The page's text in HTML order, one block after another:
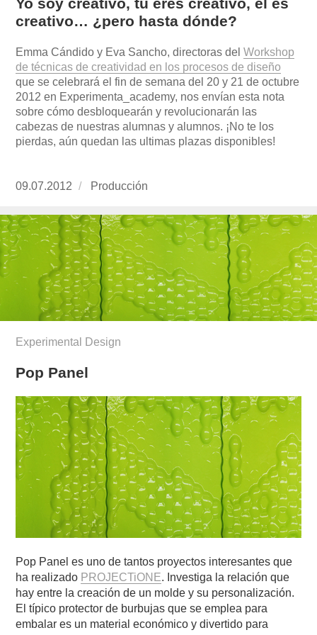
Yo soy creativo, tú eres creativo, él es
creativo… ¿pero hasta dónde?
Emma Cándido y Eva Sancho, directoras delWorkshop
de técnicas de creatividad en los procesos de diseño
que se celebrará el fin de semana del 20 y 21 de octubre
2012 en Experimenta_academy, nos envían esta nota
sobre cómo desbloquearán y revolucionarán las
cabezas de nuestras alumnas y alumnos. ¡No te los
pierdas, aún quedan las ultimas plazas disponibles!
Publicado
09.07.2012 https://www.experimenta.es/author/
Producción
Experimental Design
Pop Panel
Pop Panel es uno de tantos proyectos interesantes que
ha realizado PROJECTiONE. Investiga la relación que
hay entre la creación de un molde y su personalización.
El típico protector de burbujas que se emplea para
embalar es un material económico y divertido para